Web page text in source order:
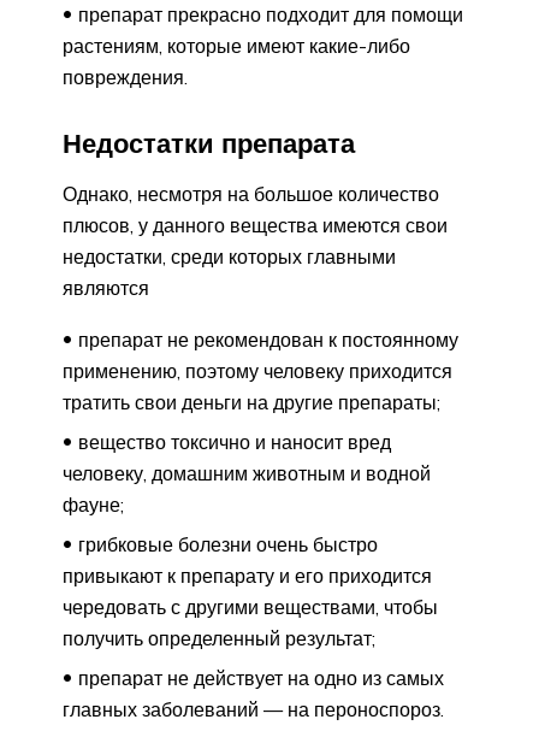
препарат прекрасно подходит для помощи
растениям, которые имеют какие-либо
повреждения.
Недостатки препарата
Однако, несмотря на большое количество
плюсов, у данного вещества имеются свои
недостатки, среди которых главными
являются
препарат не рекомендован к постоянному
применению, поэтому человеку приходится
тратить свои деньги на другие препараты;
вещество токсично и наносит вред
человеку, домашним животным и водной
фауне;
грибковые болезни очень быстро
привыкают к препарату и его приходится
чередовать с другими веществами, чтобы
получить определенный результат;
препарат не действует на одно из самых
главных заболеваний — на пероноспороз.